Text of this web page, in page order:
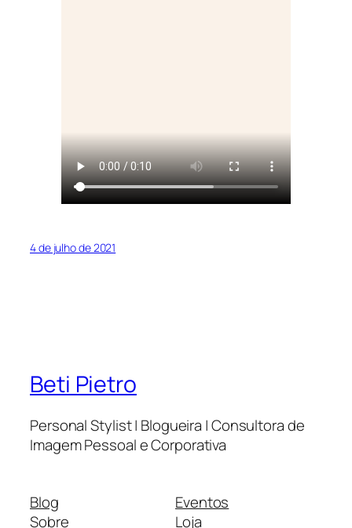
4 de julho de 2021
Beti Pietro
Personal Stylist | Blogueira | Consultora de
Imagem Pessoal e Corporativa
Blog
Sobre
Eventos
Loja